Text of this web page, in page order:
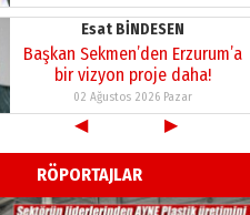
Esat BİNDESEN
Başkan Sekmen’den Erzurum’a
bir vizyon proje daha!
02 Ağustos 2026 Pazar
Kadir SABUNCUOĞLU
Erzurumspor’un köşe taşları
29 Haziran 2026 Pazartesi
◀ ▶
RÖPORTAJLAR